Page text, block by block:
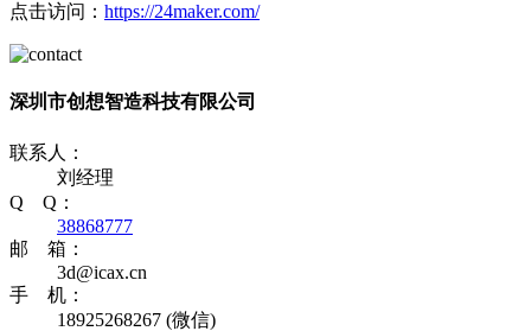
点击访问： https://24maker.com/
深圳市创想智造科技有限公司
联系人：
刘经理
Q Q：
38868777
邮 箱：
3d@icax.cn
手 机：
18925268267 (微信)